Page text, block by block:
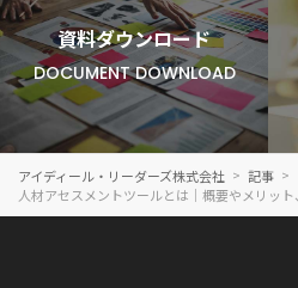
資料ダウンロード
DOCUMENT DOWNLOAD
アイディール・リーダーズ株式会社
記事
人材アセスメントツールとは｜概要やメリッ